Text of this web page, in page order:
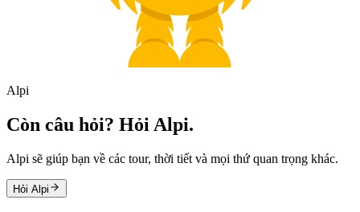
Alpi
Còn câu hỏi? Hỏi Alpi.
Alpi sẽ giúp bạn về các tour, thời tiết và mọi thứ quan trọng khác.
Hỏi Alpi